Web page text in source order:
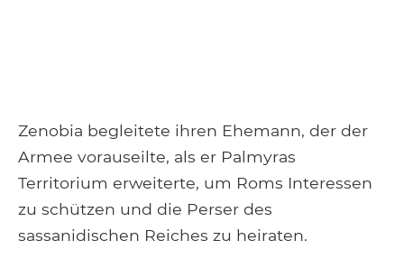
Zenobia begleitete ihren Ehemann, der der
Armee vorauseilte, als er Palmyras
Territorium erweiterte, um Roms Interessen
zu schützen und die Perser des
sassanidischen Reiches zu heiraten.